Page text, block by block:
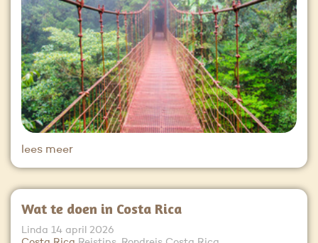
lees meer
Wat te doen in Costa Rica
Linda 14 april 2026